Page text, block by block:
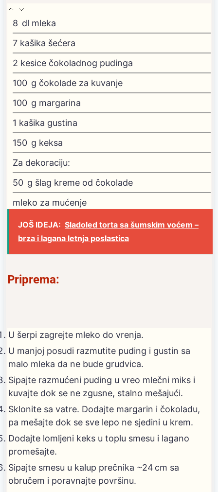
8 dl mleka
7 kašika šećera
2 kesice čokoladnog pudinga
100 g čokolade za kuvanje
100 g margarina
1 kašika gustina
150 g keksa
Za dekoraciju:
50 g šlag kreme od čokolade
mleko za mućenje
JOŠ IDEJA: Sladoled torta sa šumskim voćem –
brza i lagana letnja poslastica
Priprema:
U šerpi zagrejte mleko do vrenja.
U manjoj posudi razmutite puding i gustin sa
malo mleka da ne bude grudvica.
Sipajte razmućeni puding u vreo mlečni miks i
kuvajte dok se ne zgusne, stalno mešajući.
Sklonite sa vatre. Dodajte margarin i čokoladu,
pa mešajte dok se sve lepo ne sjedini u krem.
Dodajte lomljeni keks u toplu smesu i lagano
promešajte.
Sipajte smesu u kalup prečnika ~24 cm sa
obručem i poravnajte površinu.